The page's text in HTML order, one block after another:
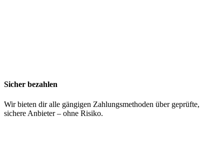
Sicher bezahlen
Wir bieten dir alle gängigen Zahlungsmethoden über geprüfte,
sichere Anbieter – ohne Risiko.